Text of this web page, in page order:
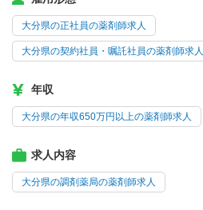
大分県の正社員の薬剤師求人
大分県の契約社員・嘱託社員の薬剤師求人
年収
大分県の年収650万円以上の薬剤師求人
求人内容
大分県の調剤薬局の薬剤師求人